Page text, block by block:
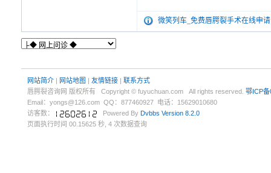
微笑列车_免费唇腭裂手术在线申请
网站简介 | 网站地图 | 友情链接 | 联系方式
唇腭裂咨询网 版权所有 Copyright © fuyuchuan.com All rights reserved. 鄂ICP
Email：yongs@126.com QQ：877460927 电话：15629010680
访客数：
Powered By Dvbbs Version 8.2.0
页面执行时间 00.15625 秒, 4 次数据查询